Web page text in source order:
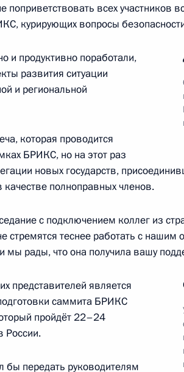
объединённых культур
государств БРИКС, курирующими
поприветствовать всех участников
курирующих вопросы
и продуктивно поработали,
развития ситуации
и региональной
которая проводится
БРИКС, но на этот раз
новых государств,
полноправных членов.
с подключением коллег из
стремятся теснее работать с
мы рады, что она получила вашу
представителей является
саммита БРИКС
пройдёт 22–24
России.
бы передать руководителям